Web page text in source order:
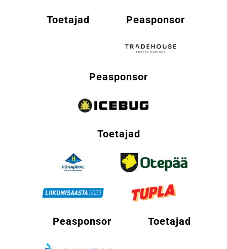
Toetajad Peasponsor
Peasponsor
Toetajad
Peasponsor Toetajad